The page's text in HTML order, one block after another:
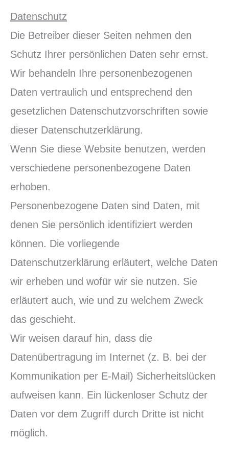
Datenschutz
Die Betreiber dieser Seiten nehmen den
Schutz Ihrer persönlichen Daten sehr ernst.
Wir behandeln Ihre personenbezogenen
Daten vertraulich und entsprechend den
gesetzlichen Datenschutzvorschriften sowie
dieser Datenschutzerklärung.
Wenn Sie diese Website benutzen, werden
verschiedene personenbezogene Daten
erhoben.
Personenbezogene Daten sind Daten, mit
denen Sie persönlich identifiziert werden
können. Die vorliegende
Datenschutzerklärung erläutert, welche Daten
wir erheben und wofür wir sie nutzen. Sie
erläutert auch, wie und zu welchem Zweck
das geschieht.
Wir weisen darauf hin, dass die
Datenübertragung im Internet (z. B. bei der
Kommunikation per E-Mail) Sicherheitslücken
aufweisen kann. Ein lückenloser Schutz der
Daten vor dem Zugriff durch Dritte ist nicht
möglich.